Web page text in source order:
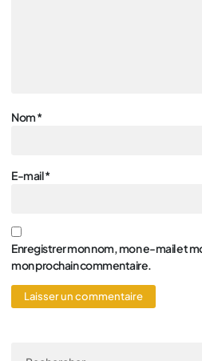
Nom*
E-mail*
Enregistrer mon nom, mon e-mail et
mon prochain commentaire.